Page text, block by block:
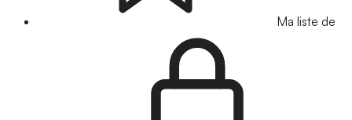
Ma liste de